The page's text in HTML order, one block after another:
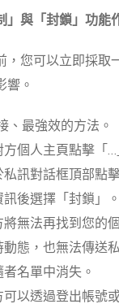
」與「封鎖」功能
，您可以立即採取
響。
、最強效的方法。
方個人主頁點擊「
訊對話框頂部點
後選擇「封鎖」。
將無法再找到您的
動態，也無法傳送
名單中消失。
可以透過登出帳號